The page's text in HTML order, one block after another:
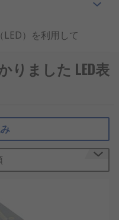
）を利用して
す。小型で高輝
国内の工場ライン
ステムなど、日
高い情報提示手段
光するLED素子
号などの情報を
りました LED表